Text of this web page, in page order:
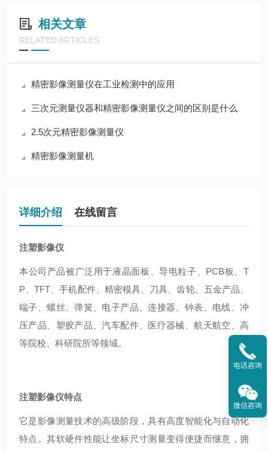
相关文章
RELATED ARTICLES
精密影像测量仪在工业检测中的应用
三次元测量仪器和精密影像测量仪之间的区别是什么
2.5次元精密影像测量仪
精密影像测量机
详细介绍 在线留言
注塑影像仪
本公司产品被广泛用于液晶面板、导电粒子、PCB板、T
P、TFT、手机配件、精密模具、刀具、齿轮、五金产品、
端子、螺丝、弹簧、电子产品、连接器、钟表、电线、冲
压产品、塑胶产品、汽车配件、医疗器械、航天航空、高
等院校、科研院所等领域。
注塑影像仪特点
它是影像测量技术的高级阶段，具有高度智能化与自动化
特点。其软硬件性能让坐标尺寸测量变得便捷而惬意，拥
电话咨询
微信咨询